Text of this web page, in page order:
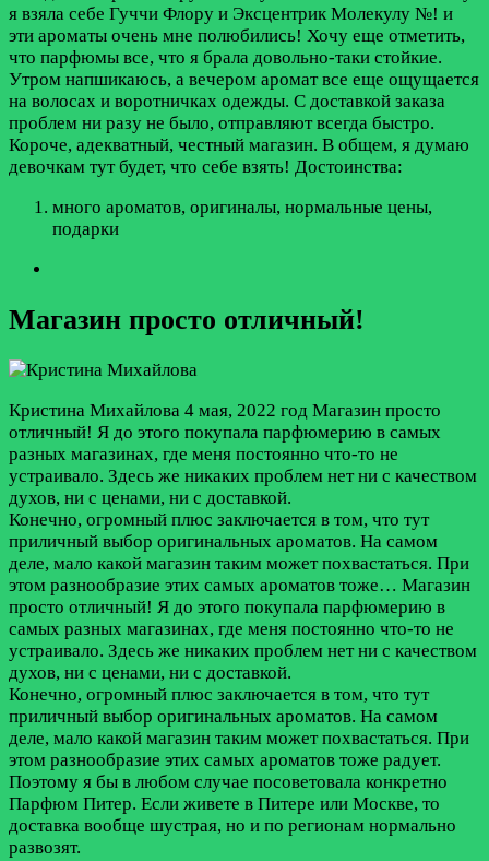
я взяла себе Гуччи Флору и Эксцентрик Молекулу №! и
эти ароматы очень мне полюбились! Хочу еще отметить,
что парфюмы все, что я брала довольно-таки стойкие.
Утром напшикаюсь, а вечером аромат все еще ощущается
на волосах и воротничках одежды. С доставкой заказа
проблем ни разу не было, отправляют всегда быстро.
Короче, адекватный, честный магазин. В общем, я думаю
девочкам тут будет, что себе взять! Достоинства:
много ароматов, оригиналы, нормальные цены,
подарки
Магазин просто отличный!
Кристина Михайлова 4 мая, 2022 год Магазин просто
отличный! Я до этого покупала парфюмерию в самых
разных магазинах, где меня постоянно что-то не
устраивало. Здесь же никаких проблем нет ни с качеством
духов, ни с ценами, ни с доставкой.
Конечно, огромный плюс заключается в том, что тут
приличный выбор оригинальных ароматов. На самом
деле, мало какой магазин таким может похвастаться. При
этом разнообразие этих самых ароматов тоже… Магазин
просто отличный! Я до этого покупала парфюмерию в
самых разных магазинах, где меня постоянно что-то не
устраивало. Здесь же никаких проблем нет ни с качеством
духов, ни с ценами, ни с доставкой.
Конечно, огромный плюс заключается в том, что тут
приличный выбор оригинальных ароматов. На самом
деле, мало какой магазин таким может похвастаться. При
этом разнообразие этих самых ароматов тоже радует.
Поэтому я бы в любом случае посоветовала конкретно
Парфюм Питер. Если живете в Питере или Москве, то
доставка вообще шустрая, но и по регионам нормально
развозят.